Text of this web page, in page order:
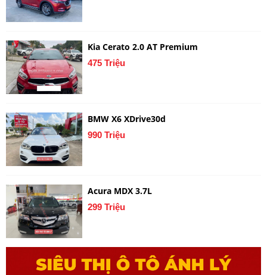
Kia Cerato 2.0 AT Premium
475 Triệu
BMW X6 XDrive30d
990 Triệu
Acura MDX 3.7L
299 Triệu